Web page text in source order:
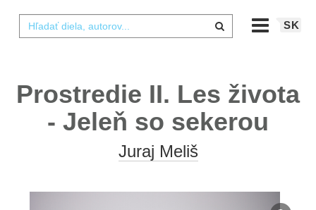
SK
Prostredie II. Les života
- Jeleň so sekerou
Juraj Meliš